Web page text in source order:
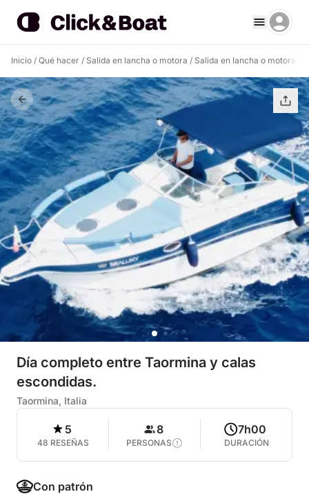
Inicio / Qué hacer / Salida en lancha o motora / Salida en lancha o motora
Día completo entre Taormina y calas
escondidas.
Taormina, Italia
5
48 RESEÑAS
8
PERSONAS
7h00
DURACIÓN
Con patrón